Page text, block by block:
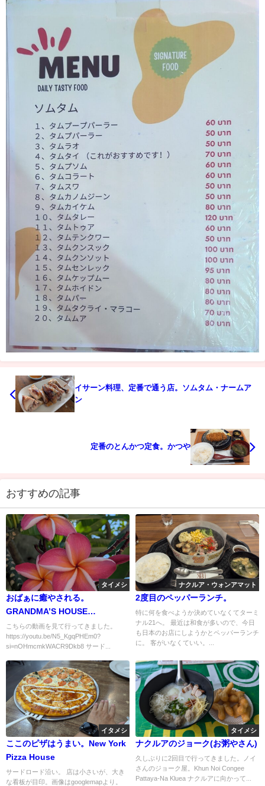
イサーン料理、定番で通う店。ソムタム・ナームア
ン
定番のとんかつ定食。かつや
おすすめの記事
タイメシ
おばぁに癒やされる。
GRANDMA’S HOUSE
FOOD&DRINKS ครัวบ้านยายจ๋า
こちらの動画を見て行ってきました。
https://youtu.be/N5_KgqPHEm0?
si=nOHmcmkWACR9Dkb8 サード...
ナクルア・ウォンアマット
2度目のペッパーランチ。
特に何を食べようか決めていなくてターミ
ナル21へ。 最近は和食が多いので、今日
も日本のお店にしようかとペッパーランチ
に。 客がいなくていい。...
イタメシ
ここのピザはうまい。New York
Pizza House
サードロード沿い。 店は小さいが、大き
な看板が目印。画像はgooglemapより。
タイメシ
ナクルアのジョーク(お粥やさん)
久しぶりに2回目で行ってきました。ノイ
さんのジョーク屋。Khun Noi Congee
Pattaya-Na Kluea ナクルアに向かって...